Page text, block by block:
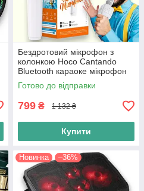
Бездротовий мікрофон з
колонкою Hoco Cantando
Bluetooth караоке мікрофон
колонка, білий
Готово до відправки
799 ₴ 1 132 ₴
Купити
Новинка –36%